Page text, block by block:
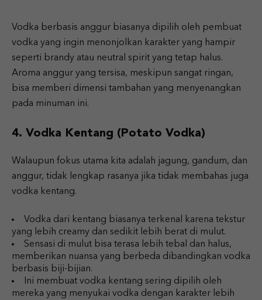
Vodka berbasis anggur biasanya dipilih oleh pembuat
vodka yang ingin menonjolkan karakter yang hampir
seperti brandy atau neutral spirit yang tetap halus.
Aroma anggur yang tersisa, meskipun sangat ringan,
bisa memberi dimensi tambahan yang menyenangkan
pada minuman ini.
4. Vodka Kentang (Potato Vodka)
Walaupun fokus utama kita adalah jagung, gandum, dan
anggur, tidak lengkap rasanya jika tidak membahas juga
vodka kentang.
Vodka dari kentang biasanya terkenal karena tekstur
yang lebih creamy dan sedikit lebih berat di mulut.
Sensasi di mulut bisa terasa lebih tebal dan halus,
memberikan nuansa yang berbeda dibandingkan vodka
berbasis biji-bijian.
Ini membuat vodka kentang sering dipilih oleh
mereka yang menyukai vodka dengan karakter lebih